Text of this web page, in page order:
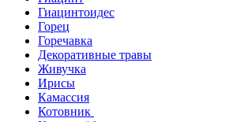
Гиацинтоидес
Горец
Горечавка
Декоративные травы
Живучка
Ирисы
Камассия
Котовник